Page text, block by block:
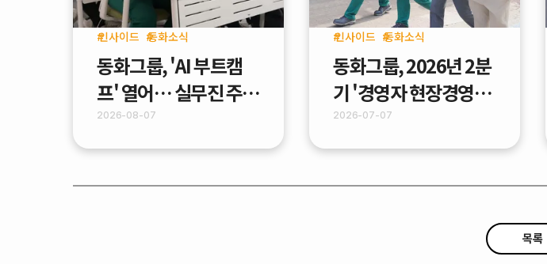
인사이드 동화소식
동화그룹, 'AI 부트캠
프' 열어… 실무진 주도
AX 가속화
2026-08-07
인사이드 동화소식
동화그룹, 2026년 2분
기 '경영자 현장경영
(MBWA)' 실시
2026-07-07
목록